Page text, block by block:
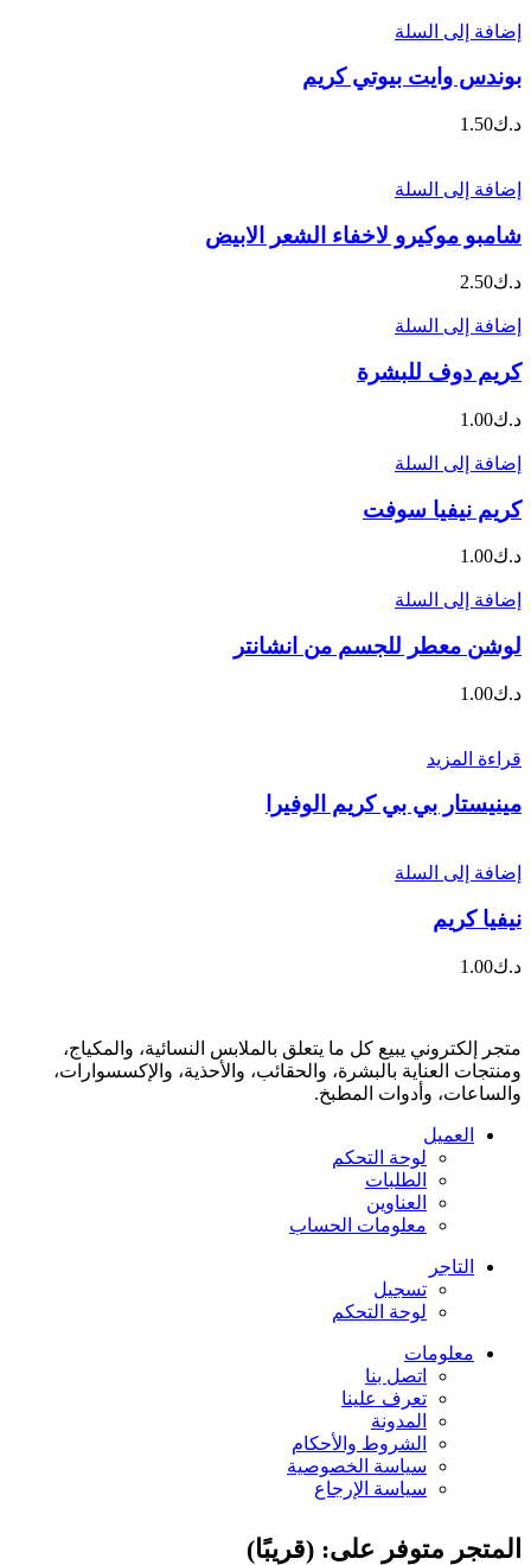
إضافة إلى السلة
بوندس وايت بيوتي كريم
د.ك1.50
إضافة إلى السلة
شامبو موكيرو لاخفاء الشعر الابيض
د.ك2.50
إضافة إلى السلة
كريم دوف للبشرة
د.ك1.00
إضافة إلى السلة
كريم نيفيا سوفت
د.ك1.00
إضافة إلى السلة
لوشن معطر للجسم من انشانتر
د.ك1.00
قراءة المزيد
مينيستار بي بي كريم الوفيرا
إضافة إلى السلة
نيفيا كريم
د.ك1.00
متجر إلكتروني يبيع كل ما يتعلق بالملابس النسائية، والمكياج،
ومنتجات العناية بالبشرة، والحقائب، والأحذية، والإكسسوارات،
والساعات، وأدوات المطبخ.
العميل
لوحة التحكم
الطلبات
العناوين
معلومات الحساب
التاجر
تسجيل
لوحة التحكم
معلومات
اتصل بنا
تعرف علينا
المدونة
الشروط والأحكام
سياسة الخصوصية
سياسة الإرجاع
المتجر متوفر على: (قريبًا)